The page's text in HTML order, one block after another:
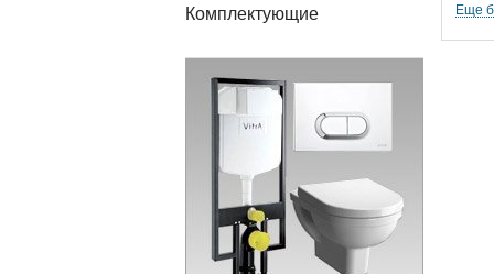
Комплектующие
Еще